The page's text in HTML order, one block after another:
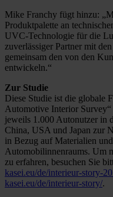
Mike Franchy fügt hinzu:
Produktpalette an
UVC-Technologie für die
zuverlässiger Partner mit
gemeinsam den von den
entwickeln.“
Zur Studie
Diese Studie ist die globale
Automotive Interior
jeweils 1.000 Autonutzer in
China, USA und Japan zur
in Bezug auf Materialien
Automobilinnenraums. Um
zu erfahren, besuchen Sie
kasei.eu/de/interieur-story-
kasei.eu/de/interieur-story/.